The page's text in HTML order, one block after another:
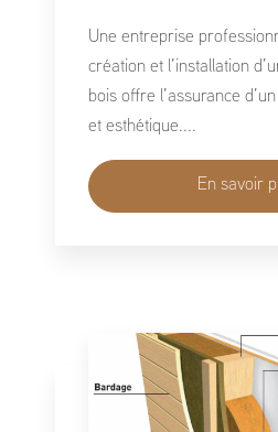
Une entreprise
création et l’installation
bois offre l’assurance
et esthétique....
En savoir